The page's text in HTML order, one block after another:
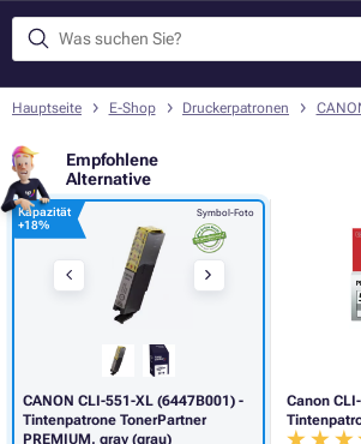
Hauptseite E-Shop Druckerpatronen
Empfohlene
Alternative
Canon
Symbol-Foto
Kapazität
+18%
CANON CLI-551-XL (6447B001) -
Tintenpatrone TonerPartner
PREMIUM, gray (grau)